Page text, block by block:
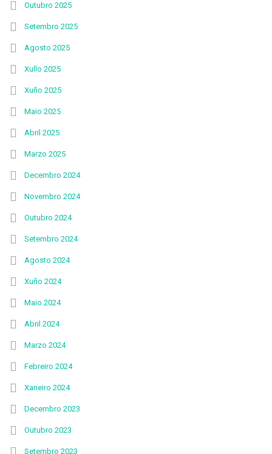
Outubro 2025
Setembro 2025
Agosto 2025
Xullo 2025
Xuño 2025
Maio 2025
Abril 2025
Marzo 2025
Decembro 2024
Novembro 2024
Outubro 2024
Setembro 2024
Agosto 2024
Xuño 2024
Maio 2024
Abril 2024
Marzo 2024
Febreiro 2024
Xaneiro 2024
Decembro 2023
Outubro 2023
Setembro 2023